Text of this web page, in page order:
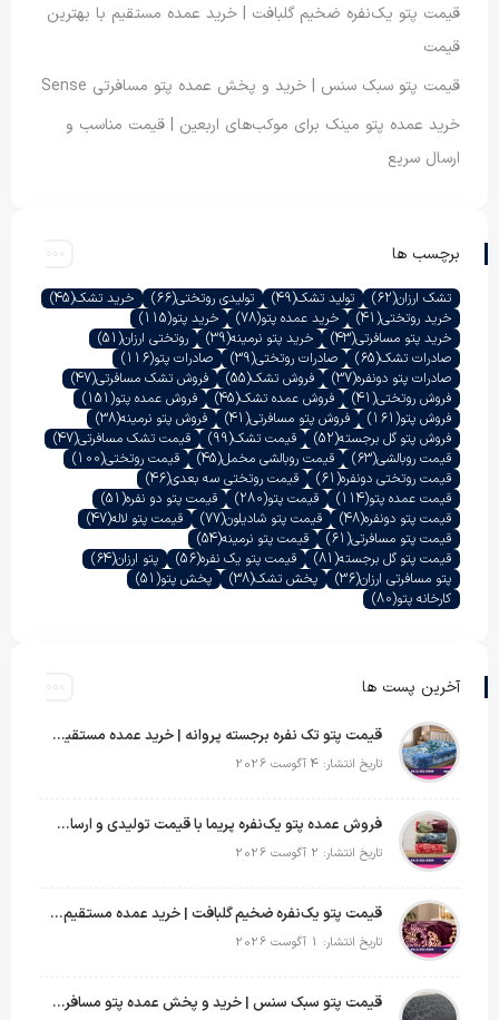
قیمت پتو یک‌نفره ضخیم گلبافت | خرید عمده مستقیم با بهترین
قیمت
قیمت پتو سبک سنس | خرید و پخش عمده پتو مسافرتی Sense
خرید عمده پتو مینک برای موکب‌های اربعین | قیمت مناسب و
ارسال سریع
برچسب ها
تشک ارزان(62) تولید تشک(49) تولیدی روتختی(66) خرید تشک(45)
خرید روتختی(41) خرید عمده پتو(78) خرید پتو(115)
خرید پتو مسافرتی(43) خرید پتو نرمینه(39) روتختی ارزان(51)
صادرات تشک(65) صادرات روتختی(39) صادرات پتو(116)
صادرات پتو دونفره(37) فروش تشک(55) فروش تشک مسافرتی(47)
فروش روتختی(41) فروش عمده تشک(45) فروش عمده پتو(151)
فروش پتو(161) فروش پتو مسافرتی(41) فروش پتو نرمینه(38)
فروش پتو گل برجسته(52) قیمت تشک(99) قیمت تشک مسافرتی(47)
قیمت روبالشی(63) قیمت روبالشی مخمل(45) قیمت روتختی(100)
قیمت روتختی دونفره(61) قیمت روتختی سه بعدی(46)
قیمت عمده پتو(114) قیمت پتو(280) قیمت پتو دو نفره(51)
قیمت پتو دونفره(48) قیمت پتو شادیلون(77) قیمت پتو لاله(47)
قیمت پتو مسافرتی(61) قیمت پتو نرمینه(54)
قیمت پتو گل برجسته(81) قیمت پتو یک نفره(56) پتو ارزان(64)
پتو مسافرتی ارزان(36) پخش تشک(38) پخش پتو(51)
کارخانه پتو(80)
آخرین پست ها
قیمت پتو تک نفره برجسته پروانه | خرید عمده مستقیم با بهترین قیمت بازار
تاریخ انتشار: 4 آگوست 2026
فروش عمده پتو یک‌نفره پریما با قیمت تولیدی و ارسال به سراسر کشور
تاریخ انتشار: 2 آگوست 2026
قیمت پتو یک‌نفره ضخیم گلبافت | خرید عمده مستقیم با بهترین قیمت
تاریخ انتشار: 1 آگوست 2026
قیمت پتو سبک سنس | خرید و پخش عمده پتو مسافرتی Sense